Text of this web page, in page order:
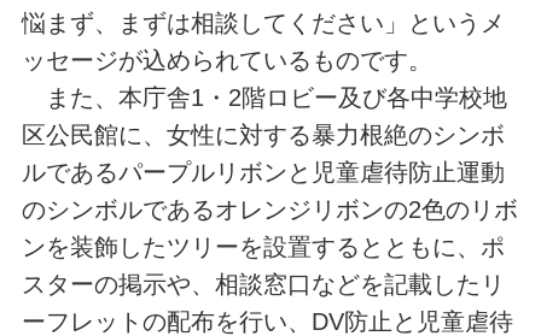
悩まず、まずは相談してください」というメ
ッセージが込められているものです。
また、本庁舎1・2階ロビー及び各中学校地
区公民館に、女性に対する暴力根絶のシンボ
ルであるパープルリボンと児童虐待防止運動
のシンボルであるオレンジリボンの2色のリボ
ンを装飾したツリーを設置するとともに、ポ
スターの掲示や、相談窓口などを記載したリ
ーフレットの配布を行い、DV防止と児童虐待